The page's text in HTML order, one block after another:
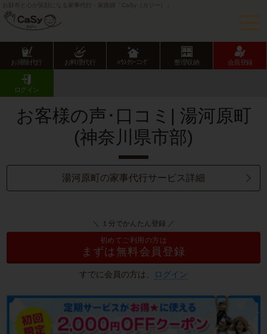
お財布と心が笑顔になる家事代行・家政婦「CaSy（カジー）」
お掃除代行 お料理代行 ﾊｳｽｸﾘｰﾆﾝｸﾞ 整理収納 会員登録
ログイン
CaSy TOP
お客様の声･口コミ一覧
お客様の声･口コミ| 湯河原町
(神奈川県市部)
湯河原町の家事代行サービス詳細
＼ １分でかんたん登録 ／
初めてご利用の方は
まずは無料会員登録
すでに会員の方は、 ログイン